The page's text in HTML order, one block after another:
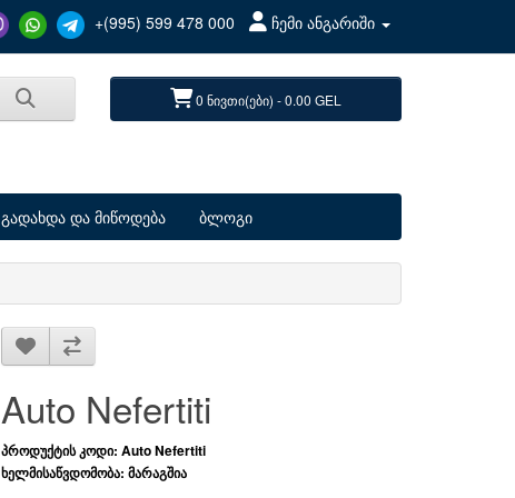
+(995) 599 478 000 ჩემი ანგარიში
0 ნივთი(ები) - 0.00 GEL
გადახდა და მიწოდება ბლოგი
Auto Nefertiti
პროდუქტის კოდი: Auto Nefertiti
ხელმისაწვდომობა: მარაგშია